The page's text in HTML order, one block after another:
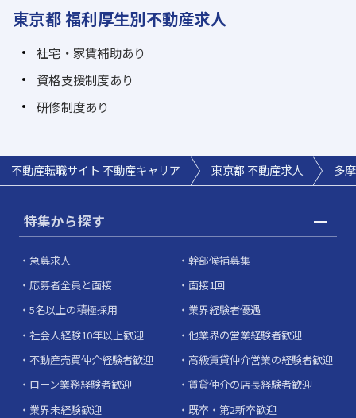
東京都 福利厚生別不動産求人
社宅・家賃補助あり
資格支援制度あり
研修制度あり
不動産転職サイト 不動産キャリア 東京都 不動産求人 多
特集から探す
急募求人
幹部候補募集
応募者全員と面接
面接1回
5名以上の積極採用
業界経験者優遇
社会人経験10年以上歓迎
他業界の営業経験者歓迎
不動産売買仲介経験者歓迎
高級賃貸仲介営業の経験者歓迎
ローン業務経験者歓迎
賃貸仲介の店長経験者歓迎
業界未経験歓迎
既卒・第2新卒歓迎